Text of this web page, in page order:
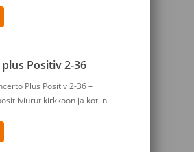
Positiv 2-36